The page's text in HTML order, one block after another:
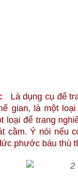
Là dụng cụ để
gian, là một
loại để trang
cầm. Ý nói nếu
phước báu thù